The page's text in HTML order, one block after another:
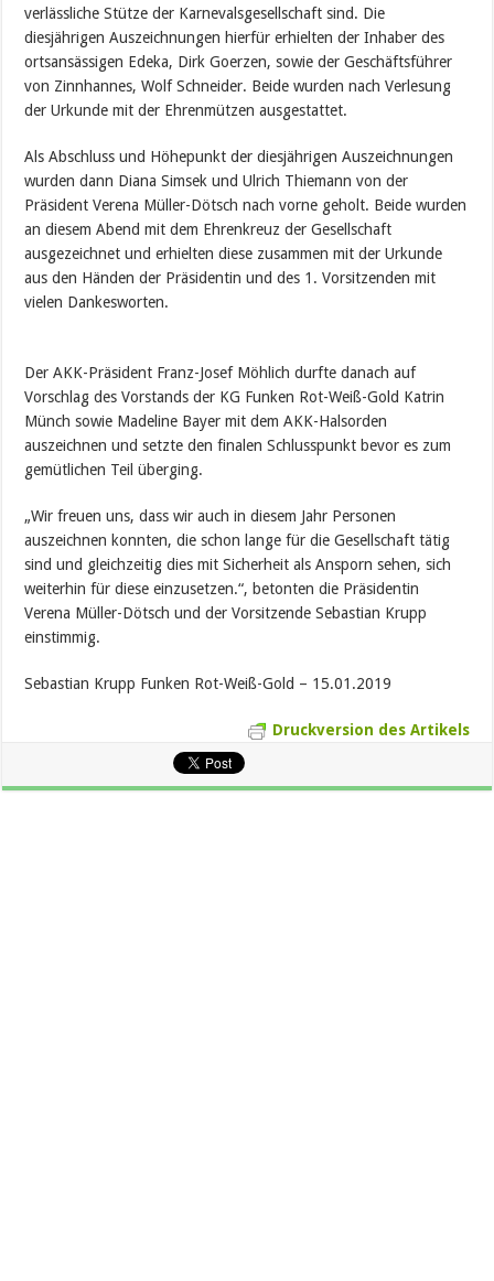
verlässliche Stütze der Karnevalsgesellschaft sind. Die
diesjährigen Auszeichnungen hierfür erhielten der Inhaber des
ortsansässigen Edeka, Dirk Goerzen, sowie der Geschäftsführer
von Zinnhannes, Wolf Schneider. Beide wurden nach Verlesung
der Urkunde mit der Ehrenmützen ausgestattet.
Als Abschluss und Höhepunkt der diesjährigen Auszeichnungen
wurden dann Diana Simsek und Ulrich Thiemann von der
Präsident Verena Müller-Dötsch nach vorne geholt. Beide wurden
an diesem Abend mit dem Ehrenkreuz der Gesellschaft
ausgezeichnet und erhielten diese zusammen mit der Urkunde
aus den Händen der Präsidentin und des 1. Vorsitzenden mit
vielen Dankesworten.
Der AKK-Präsident Franz-Josef Möhlich durfte danach auf
Vorschlag des Vorstands der KG Funken Rot-Weiß-Gold Katrin
Münch sowie Madeline Bayer mit dem AKK-Halsorden
auszeichnen und setzte den finalen Schlusspunkt bevor es zum
gemütlichen Teil überging.
„Wir freuen uns, dass wir auch in diesem Jahr Personen
auszeichnen konnten, die schon lange für die Gesellschaft tätig
sind und gleichzeitig dies mit Sicherheit als Ansporn sehen, sich
weiterhin für diese einzusetzen.“, betonten die Präsidentin
Verena Müller-Dötsch und der Vorsitzende Sebastian Krupp
einstimmig.
Sebastian Krupp Funken Rot-Weiß-Gold – 15.01.2019
Druckversion des Artikels